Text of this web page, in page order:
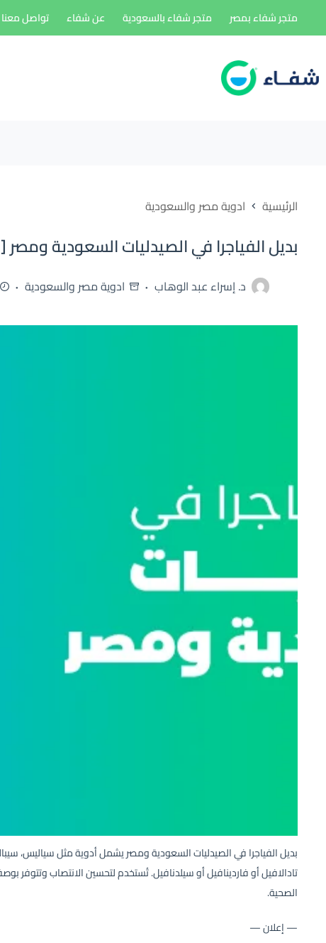
إلى
متجر شفاء بمصر متجر شفاء بالسعودية عن شفاء تواصل معنا
الرئيسية ادوية مصر والسعودية
بديل الفياجرا في الصيدليات السعودية ومصر [ أفضل
د. إسراء عبد الوهاب ادوية مصر والسعودية
بديل الفياجرا في الصيدليات السعودية ومصر يشمل أدوية مثل سياليس،
تادالافيل أو فاردينافيل أو سيلدنافيل. تُستخدم لتحسين الانتصاب وتتوفر
الصحية.
— إعلان —